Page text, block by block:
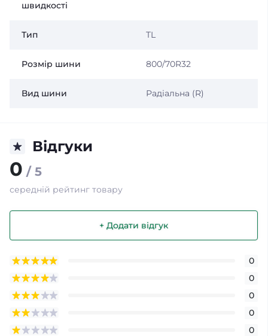
швидкості
Тип TL
Розмір шини 800/70R32
Вид шини Радіальна (R)
Відгуки
0 / 5
середній рейтинг товару
+ Додати відгук
0
0
0
0
0